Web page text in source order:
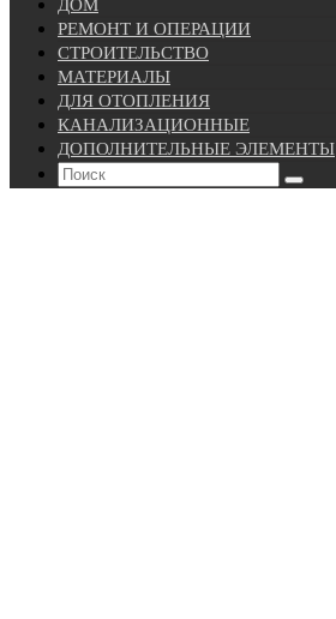
ДОМ
РЕМОНТ И ОПЕРАЦИИ
СТРОИТЕЛЬСТВО
МАТЕРИАЛЫ
ДЛЯ ОТОПЛЕНИЯ
КАНАЛИЗАЦИОННЫЕ
ДОПОЛНИТЕЛЬНЫЕ ЭЛЕМЕНТЫ